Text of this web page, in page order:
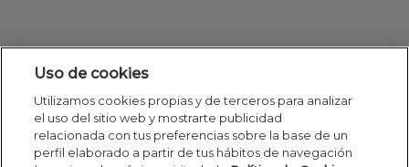
Uso de cookies
Utilizamos cookies propias y de terceros para analizar
el uso del sitio web y mostrarte publicidad
relacionada con tus preferencias sobre la base de un
perfil elaborado a partir de tus hábitos de navegación